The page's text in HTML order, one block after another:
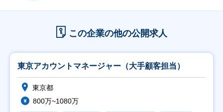
この企業の他の公開求人
東京アカウントマネージャー（大手顧客担当）
東京都
800万~1080万